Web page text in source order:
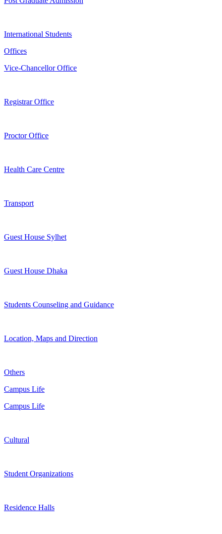
International Students
Offices
Vice-Chancellor Office
Registrar Office
Proctor Office
Health Care Centre
Transport
Guest House Sylhet
Guest House Dhaka
Students Counseling and Guidance
Location, Maps and Direction
Others
Campus Life
Campus Life
Cultural
Student Organizations
Residence Halls